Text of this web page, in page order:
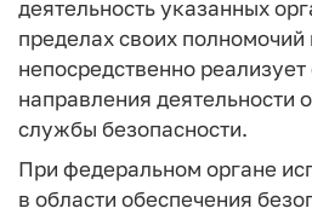
деятельность указанных
пределах своих
непосредственно
направления деятельности
службы безопасности.
При федеральном органе
в области обеспечения